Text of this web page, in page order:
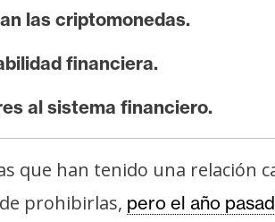
las criptomonedas.
financiera.
al sistema financiero.
que han tenido una relación
prohibirlas, pero el año